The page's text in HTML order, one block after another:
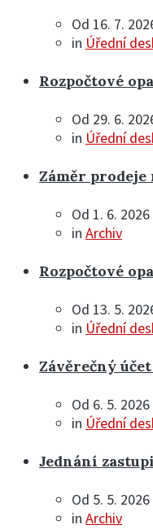
Od 16. 7.
in Úřední
Rozpočtové
Od 29. 6.
in Úřední
Záměr
Od 1. 6.
in Archiv
Rozpočtové
Od 13. 5.
in Úřední
Závěrečný
Od 6. 5.
in Úřední
Jednání
Od 5. 5.
in Archiv